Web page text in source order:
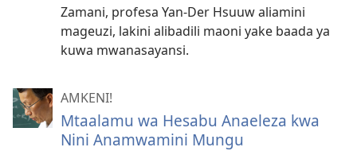
Zamani, profesa Yan-Der Hsuuw aliamini
mageuzi, lakini alibadili maoni yake baada ya
kuwa mwanasayansi.
AMKENI!
Mtaalamu wa Hesabu Anaeleza kwa
Nini Anamwamini Mungu